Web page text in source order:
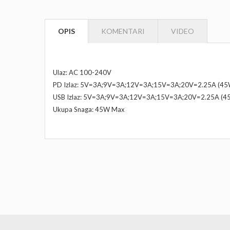
OPIS KOMENTARI VIDEO
Ulaz: AC 100-240V
PD Izlaz: 5V=3A;9V=3A;12V=3A;15V=3A;20V=2.25A
USB Izlaz: 5V=3A;9V=3A;12V=3A;15V=3A;20V=2.25A
Ukupa Snaga: 45W Max